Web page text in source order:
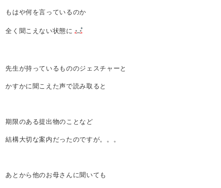
もはや何を言っているのか
全く聞こえない状態に
先生が持っているもののジェスチャーと
かすかに聞こえた声で読み取ると
期限のある提出物のことなど
結構大切な案内だったのですが。。。
あとから他のお母さんに聞いても